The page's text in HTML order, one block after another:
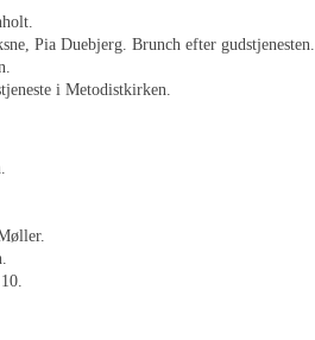
Pia Duebjerg. Brunch efter gudstjenesten.
i Metodistkirken.